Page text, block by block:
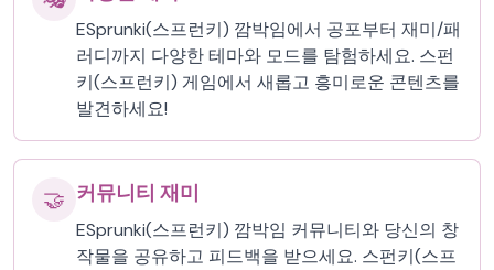
ESprunki(스프런키) 깜박임에서 공포부터 재미/패
러디까지 다양한 테마와 모드를 탐험하세요. 스펀
키(스프런키) 게임에서 새롭고 흥미로운 콘텐츠를
발견하세요!
🤝 커뮤니티 재미
ESprunki(스프런키) 깜박임 커뮤니티와 당신의 창
작물을 공유하고 피드백을 받으세요. 스펀키(스프